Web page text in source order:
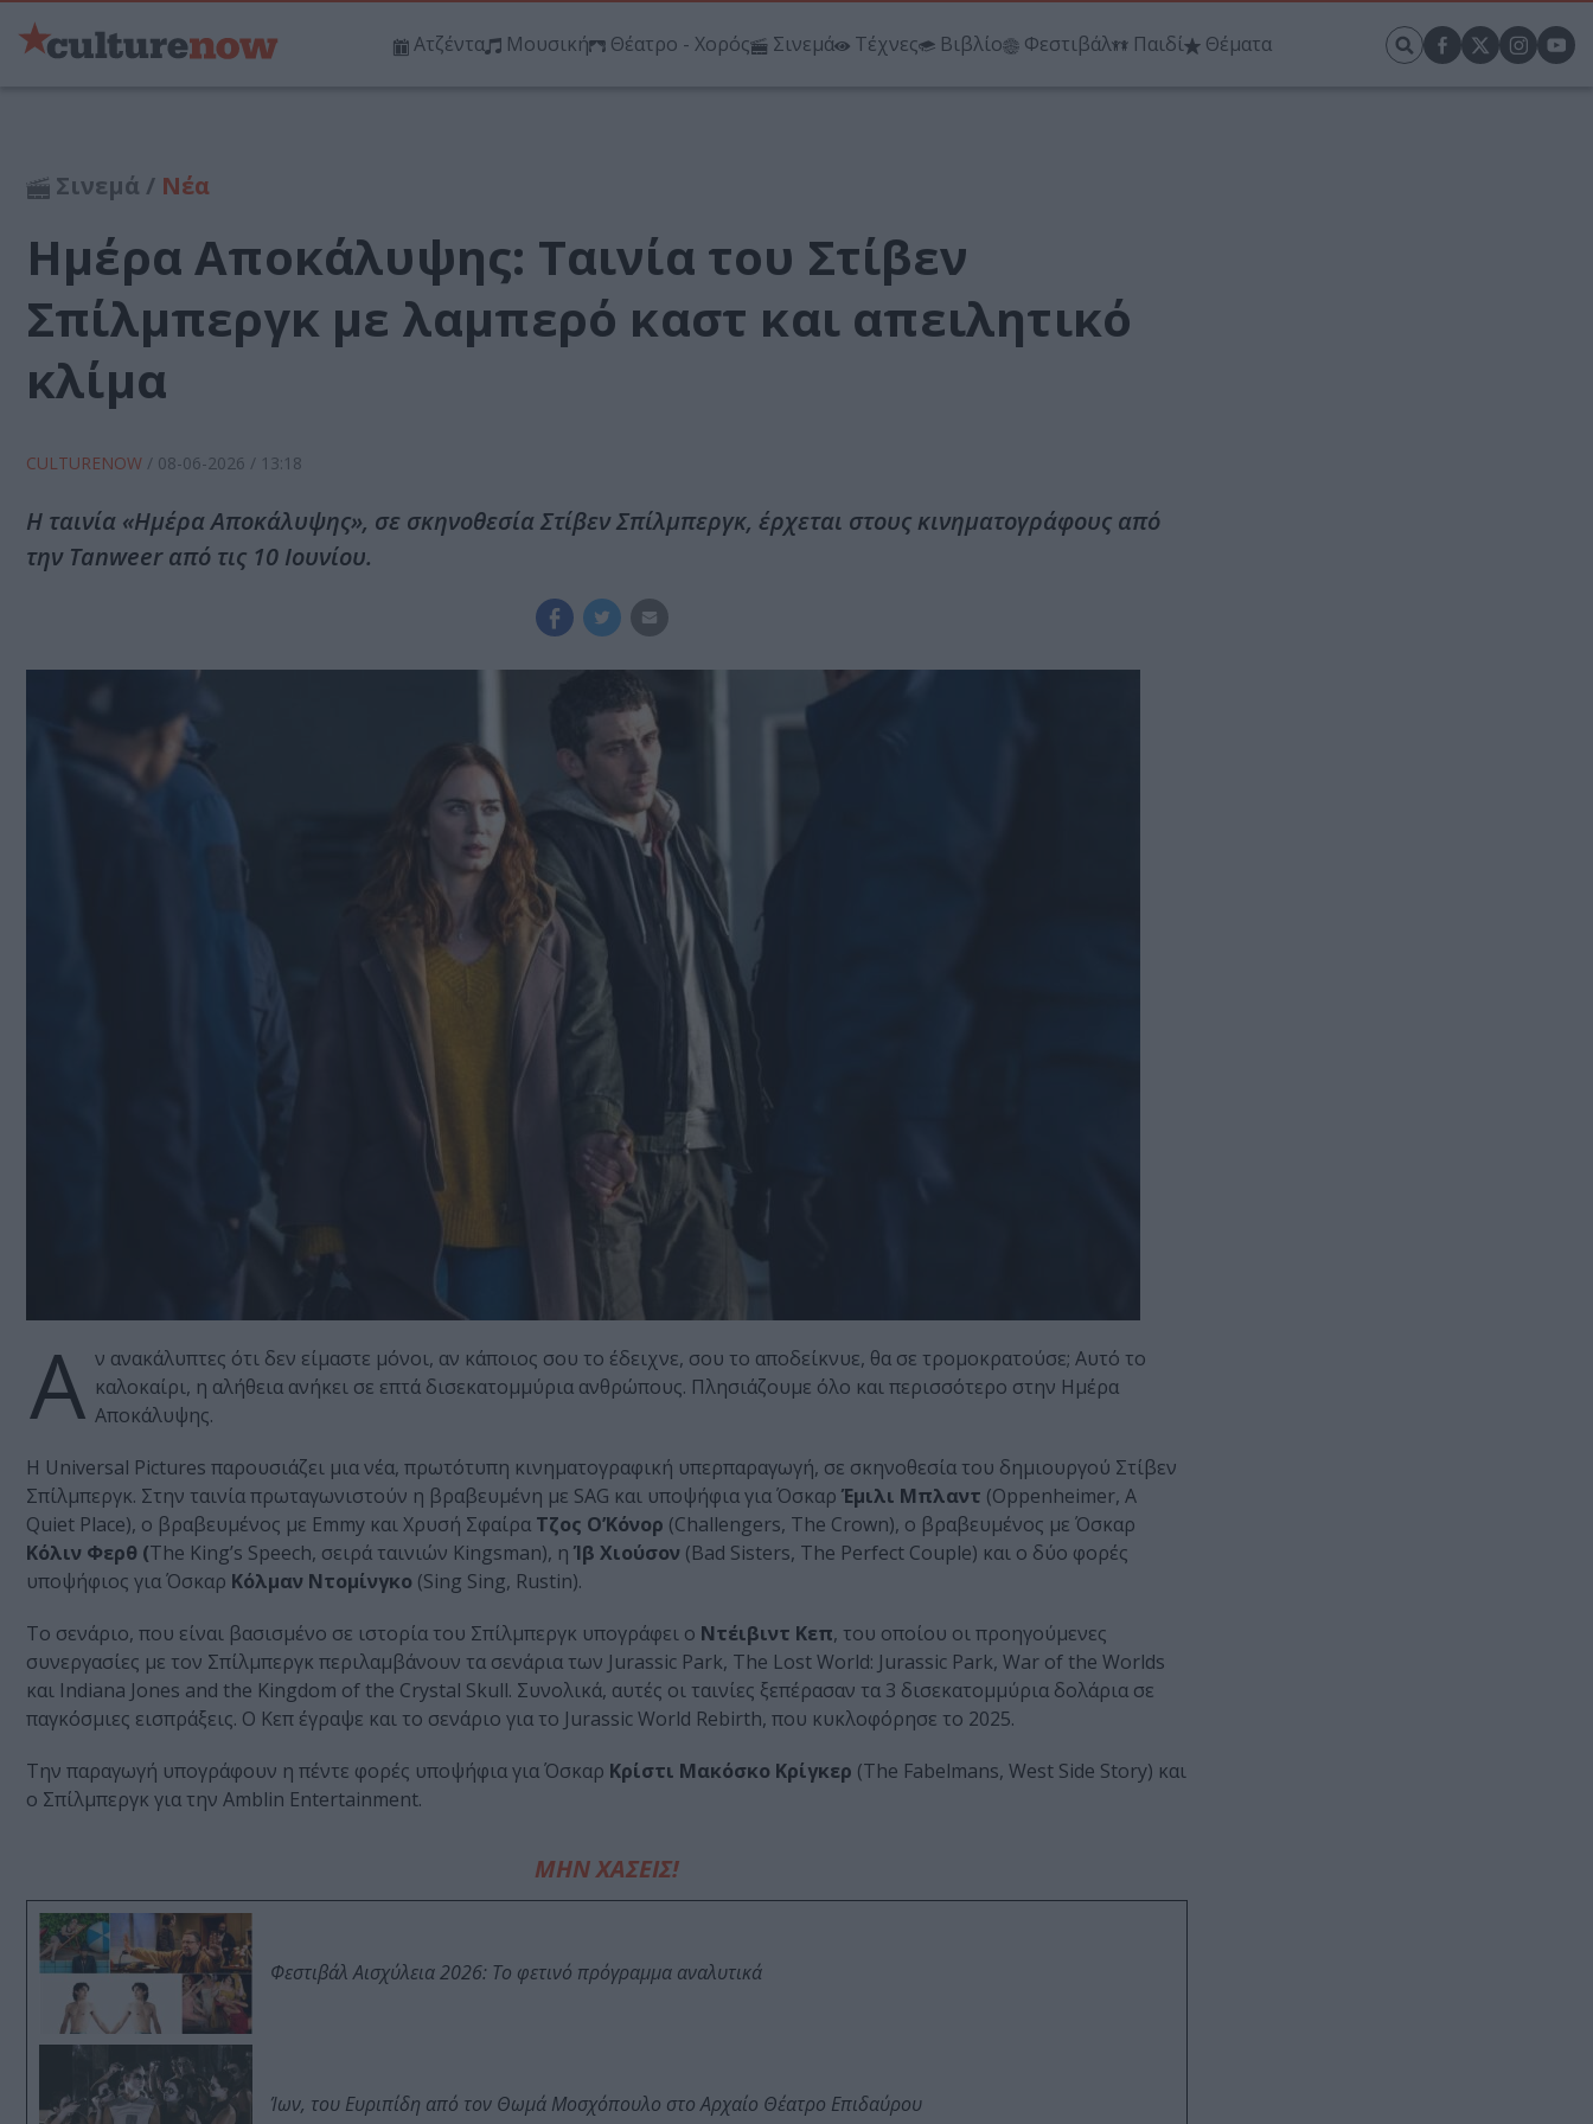
Ατζέντα Μουσική Θέατρο - Χορός Σινεμά Τέχνες Βιβλίο Φεστιβάλ Παιδί Θέματα
Σινεμά / Νέα
Ημέρα Αποκάλυψης: Ταινία του Στίβεν
Σπίλμπεργκ με λαμπερό καστ και απειλητικό
κλίμα
CULTURENOW / 08-06-2026 / 13:18
Η ταινία «Ημέρα Αποκάλυψης», σε σκηνοθεσία Στίβεν Σπίλμπεργκ, έρχεται στους κινηματογράφους από
την Tanweer από τις 10 Ιουνίου.
Α ν ανακάλυπτες ότι δεν είμαστε μόνοι, αν κάποιος σου το έδειχνε, σου το αποδείκνυε, θα σε τρομοκρατούσε; Αυτό το
καλοκαίρι, η αλήθεια ανήκει σε επτά δισεκατομμύρια ανθρώπους. Πλησιάζουμε όλο και περισσότερο στην Ημέρα
Αποκάλυψης.
Η Universal Pictures παρουσιάζει μια νέα, πρωτότυπη κινηματογραφική υπερπαραγωγή, σε σκηνοθεσία του δημιουργού Στίβεν
Σπίλμπεργκ. Στην ταινία πρωταγωνιστούν η βραβευμένη με SAG και υποψήφια για Όσκαρ Έμιλι Μπλαντ (Oppenheimer, A
Quiet Place), ο βραβευμένος με Emmy και Χρυσή Σφαίρα Τζος Ο’Κόνορ (Challengers, The Crown), ο βραβευμένος με Όσκαρ
Κόλιν Φερθ (The King’s Speech, σειρά ταινιών Kingsman), η Ίβ Χιούσον (Bad Sisters, The Perfect Couple) και ο δύο φορές
υποψήφιος για Όσκαρ Κόλμαν Ντομίνγκο (Sing Sing, Rustin).
Το σενάριο, που είναι βασισμένο σε ιστορία του Σπίλμπεργκ υπογράφει ο Ντέιβιντ Κεπ, του οποίου οι προηγούμενες
συνεργασίες με τον Σπίλμπεργκ περιλαμβάνουν τα σενάρια των Jurassic Park, The Lost World: Jurassic Park, War of the Worlds
και Indiana Jones and the Kingdom of the Crystal Skull. Συνολικά, αυτές οι ταινίες ξεπέρασαν τα 3 δισεκατομμύρια δολάρια σε
παγκόσμιες εισπράξεις. Ο Κεπ έγραψε και το σενάριο για το Jurassic World Rebirth, που κυκλοφόρησε το 2025.
Την παραγωγή υπογράφουν η πέντε φορές υποψήφια για Όσκαρ Κρίστι Μακόσκο Κρίγκερ (The Fabelmans, West Side Story) και
ο Σπίλμπεργκ για την Amblin Entertainment.
ΜΗΝ ΧΑΣΕΙΣ!
Φεστιβάλ Αισχύλεια 2026: Το φετινό πρόγραμμα αναλυτικά
Ίων, του Ευριπίδη από τον Θωμά Μοσχόπουλο στο Αρχαίο Θέατρο Επιδαύρου